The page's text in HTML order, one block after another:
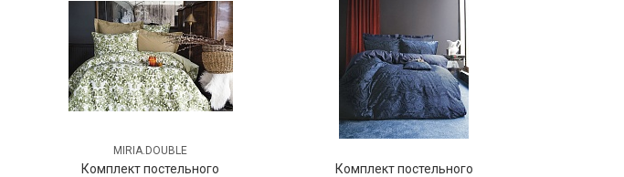
MIRIA.DOUBLE
Комплект постельного
Комплект постельного